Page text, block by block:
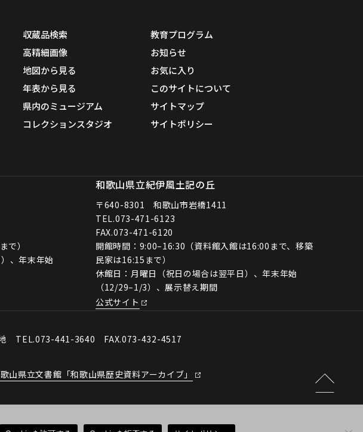
収蔵品検索
高精細画像
地図から見る
年表から見る
県内のミュージアム
コレクションスタジオ
教育プログラム
お知らせ
お気に入り
このサイトについて
サイトマップ
サイトポリシー
で）
、年末年始
和歌山県立紀伊風土記の丘
〒640-8301 和歌山市岩橋1411
TEL.073-471-6123
FAX.073-471-6120
開館時間：9:00–16:30（資料館入館は16:00まで、移築
民家は16:15まで）
休館日：月曜日（祝日の場合は翌平日）、年末年始
（12/29–1/3）、展示替え期間
公式サイト
TEL.073-441-3640 FAX.073-432-4517
山県立文書館「和歌山県歴史資料アーカイブ」